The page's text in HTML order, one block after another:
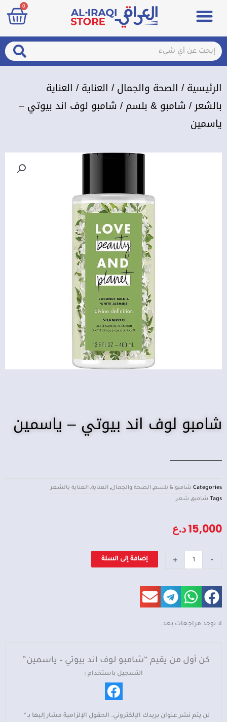
Menu
0
Search
الرئيسية/ الصحة والجمال/ العناية/ العناية
بالشعر/ شامبو & بلسم/ شامبو لوف اند بيوتي –
ياسمين
شامبو لوف اند بيوتي – ياسمين
Categories شامبو & بلسم, الصحة والجمال, العناية, العناية بالشعر
Tags شامبو, شعر
15,000د.ع
-
اند
بيوتي
-
+ إضافة إلى السلة
لا توجد مراجعات بعد.
كن أول من يقيم “شامبو لوف اند بيوتي – ياسمين”
التسجيل باستخدام :
لن يتم نشر عنوان بريدك الإلكتروني. الحقول الإلزامية مشار إليها بـ*